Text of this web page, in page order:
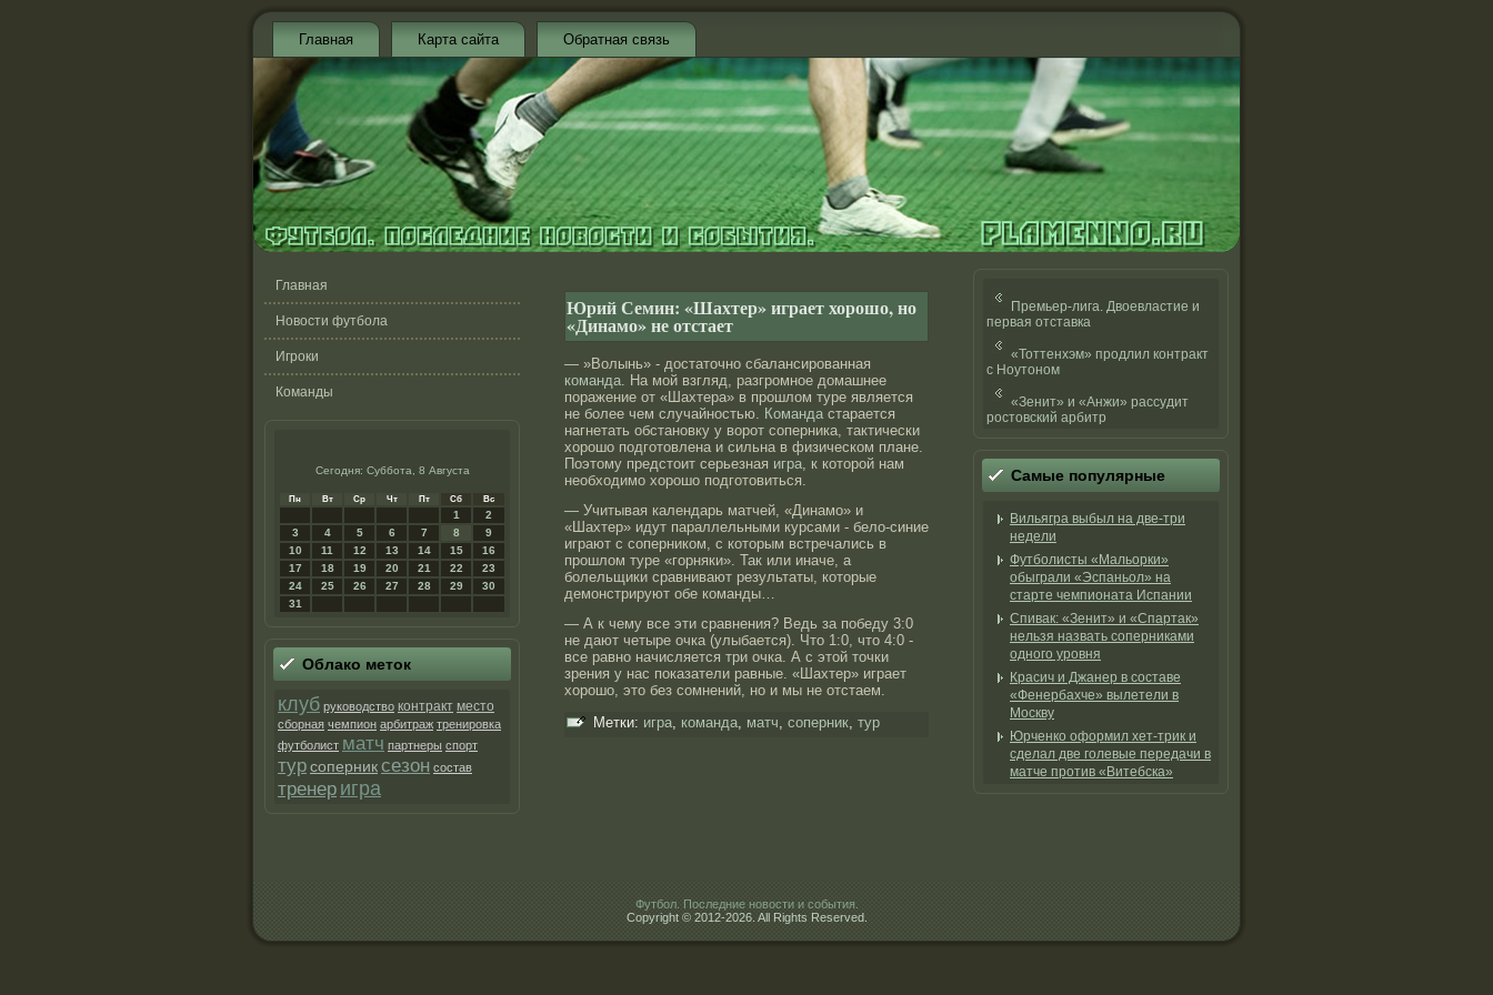
Главная Карта сайта Обратная связь
Главная
Новости футбола
Игроки
Команды
Сегодня: Суббота, 8 Августа
Пн Вт Ср Чт Пт Сб Вс
1
2
3
4 5 6 7 8
9
10
11 12 13 14 15
16
17
18 19 20 21 22
23
24
25 26 27 28 29
30
31
Облако метοк
клуб руководство контракт место
сборная чемпион арбитраж тренировка
футболист матч партнеры спорт
тур соперник сезон состав
тренер игра
Юрий Семин: «Шахтер» играет хорошо, но
«Динамо» не отстает
— »Волынь» - достаточно сбалансированная
команда. На мой взгляд, разгромное домашнее
поражение от «Шахтера» в прошлом туре является
не более чем случайностью. Команда старается
нагнетать обстановку у ворот соперника, тактически
хорошо подготовлена и сильна в физическом плане.
Поэтому предстоит серьезная игра, к которой нам
необходимо хорошо подготовиться.
— Учитывая календарь матчей, «Динамо» и
«Шахтер» идут параллельными курсами - бело-синие
играют с соперником, с которым встречались в
прошлом туре «горняки». Так или иначе, а
болельщики сравнивают результаты, которые
демонстрируют обе команды…
— А к чему все эти сравнения? Ведь за победу 3:0
не дают четыре очка (улыбается). Что 1:0, что 4:0 -
все равно начисляется три очка. А с этой точки
зрения у нас показатели равные. «Шахтер» играет
хорошо, это без сомнений, но и мы не отстаем.
Метки: игра, команда, матч, соперник, тур
Премьер-лига. Двоевластие и
первая отставка
«Тоттенхэм» продлил контракт
с Ноутоном
«Зенит» и «Анжи» рассудит
ростовский арбитр
Самые популярные
Вильягра выбыл на две-три
недели
Футболисты «Мальорки»
обыграли «Эспаньол» на
старте чемпионата Испании
Спивак: «Зенит» и «Спартак»
нельзя назвать соперниками
одного уровня
Красич и Джанер в составе
«Фенербахче» вылетели в
Москву
Юрченко оформил хет-трик и
сделал две голевые передачи в
матче против «Витебска»
Футбол. Последние новости и события.
Copyright © 2012-2026. All Rights Reserved.